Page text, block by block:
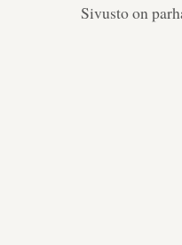
Sivusto on